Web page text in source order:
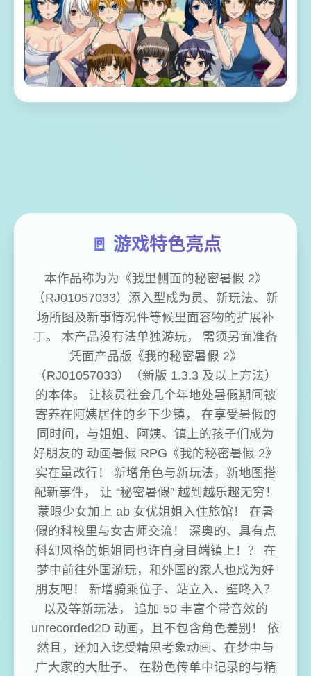
🚪 游戏特色亮点
本作品称为为《我里侧面的秘密暑假 2》
（RJ01057033）添入型成为员、新玩法、新
场所图及新事情况件等候里面容物的扩展补
丁。 本产品没有法单独游玩， 需须另面准备
凭面产品版《我的秘密暑假 2》
（RJ01057033）（新版 1.3.3 及以上方法）
的本体。 让核员社会几个年地处暑假期间被
寄养在阿姨居住的乡下少镇， 在享受暑假的
同时间，与姐姐、阿姨、镇上的孩子们成为
好朋友的 动画暑假 RPG《我的秘密暑假 2》
实在量改行！ 新增角色与新玩法，新地图搭
配新事件， 让 “秘密暑假” 越到越乐趣无穷！
蒙眼少女加上 ab 女优姐姐入住旅馆！ 在暑
假的科校里与女古师交流！ 深奥的、具有点
科幻风格的姐姐同也许自身目端镇上！？ 在
梦中前往外国游玩，和外国的家人也成为好
朋友吧！ 新增骑乘位子、站立入、壁咚入？
以及等新玩法， 追加 50 丰富个带音效的
unrecorded2D 动画，且不包含角色差别！ 依
然且，还加入讫受精思考象动画、在梦中与
广大家的大肚子、 在粉色传单中记录的与精